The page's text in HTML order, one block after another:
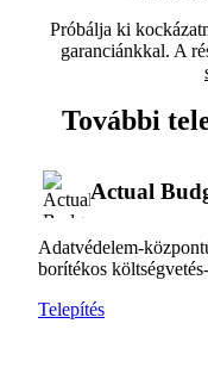
Próbálja ki
garanciánkkal. A
További
Actual
Adatvédelem-
borítékos
Telepítés